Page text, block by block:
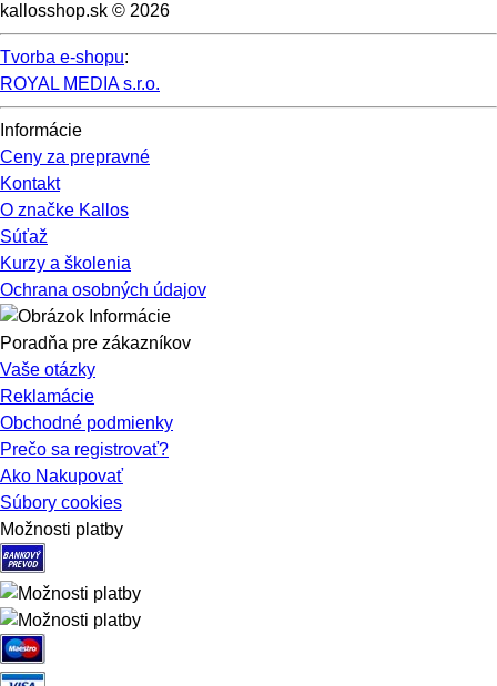
kallosshop.sk © 2026
Tvorba e-shopu:
ROYAL MEDIA s.r.o.
Informácie
Ceny za prepravné
Kontakt
O značke Kallos
Súťaž
Kurzy a školenia
Ochrana osobných údajov
Poradňa pre zákazníkov
Vaše otázky
Reklamácie
Obchodné podmienky
Prečo sa registrovať?
Ako Nakupovať
Súbory cookies
Možnosti platby